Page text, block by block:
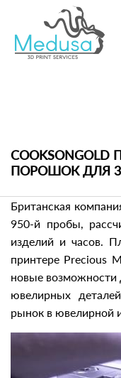
ПОРОШОК ДЛЯ
Британская
950-й пробы,
изделий и часов.
принтере Precious
новые возможности
ювелирных
рынок в ювелирной